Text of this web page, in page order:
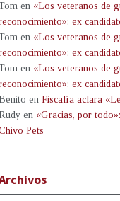
en «Los veteranos de
ex
en «Los veteranos de
ex
en «Los veteranos de
ex
en Fiscalía aclara
en «Gracias, por
Pets